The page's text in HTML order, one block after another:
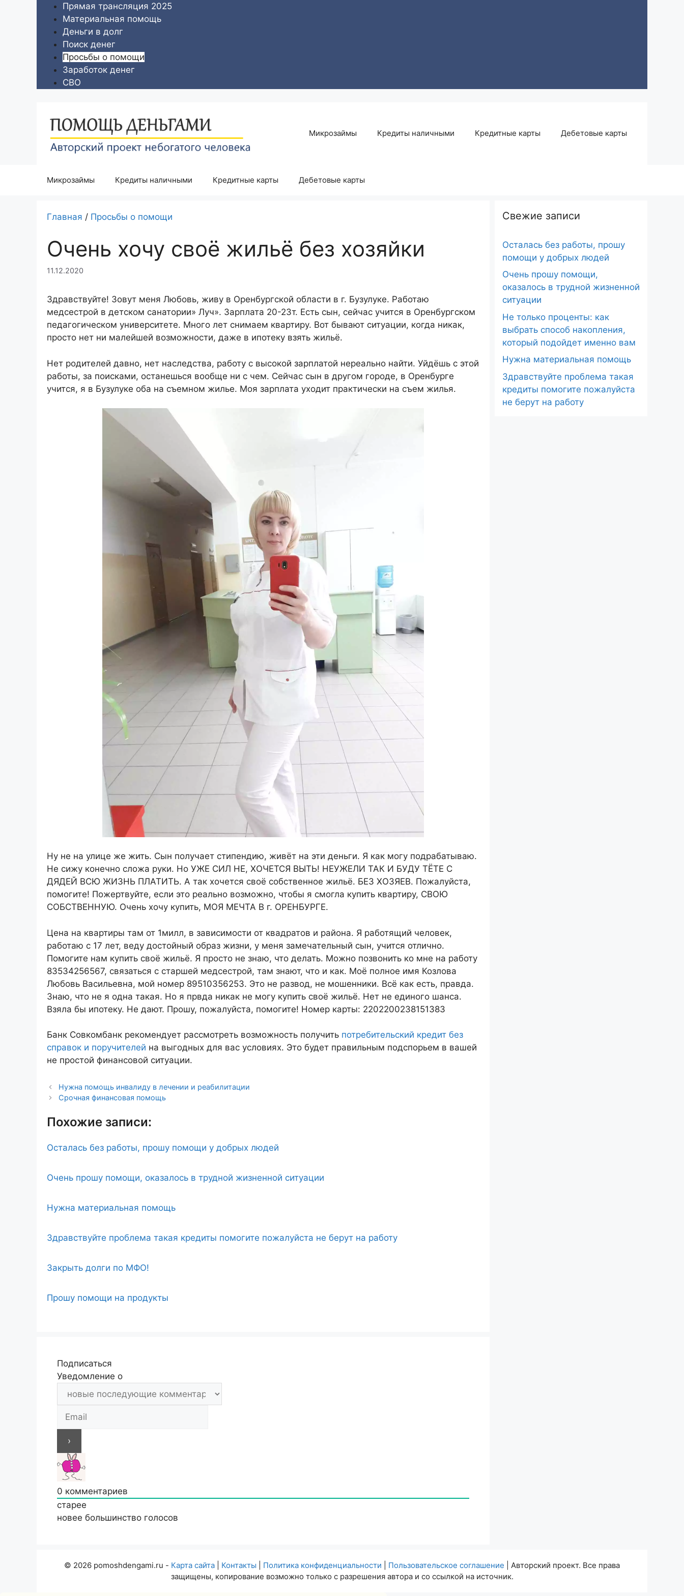
содержимому
Прямая трансляция 2025
Материальная помощь
Деньги в долг
Поиск денег
Просьбы о помощи
Заработок денег
СВО
Микрозаймы Кредиты наличными Кредитные карты Дебетовые карты
Микрозаймы Кредиты наличными Кредитные карты Дебетовые карты
Главная / Просьбы о помощи
Очень хочу своё жильё без хозяйки
11.12.2020
Здравствуйте! Зовут меня Любовь, живу в Оренбургской области в г. Бузулуке. Работаю
медсестрой в детском санатории» Луч». Зарплата 20-23т. Есть сын, сейчас учится в Оренбургском
педагогическом университете. Много лет снимаем квартиру. Вот бывают ситуации, когда никак,
просто нет ни малейшей возможности, даже в ипотеку взять жильё.
Нет родителей давно, нет наследства, работу с высокой зарплатой нереально найти. Уйдёшь с этой
работы, за поисками, останешься вообще ни с чем. Сейчас сын в другом городе, в Оренбурге
учится, я в Бузулуке оба на съемном жилье. Моя зарплата уходит практически на съем жилья.
Ну не на улице же жить. Сын получает стипендию, живёт на эти деньги. Я как могу подрабатываю.
Не сижу конечно сложа руки. Но УЖЕ СИЛ НЕ, ХОЧЕТСЯ ВЫТЬ! НЕУЖЕЛИ ТАК И БУДУ ТЁТЕ С
ДЯДЕЙ ВСЮ ЖИЗНЬ ПЛАТИТЬ. А так хочется своё собственное жильё. БЕЗ ХОЗЯЕВ. Пожалуйста,
помогите! Пожертвуйте, если это реально возможно, чтобы я смогла купить квартиру, СВОЮ
СОБСТВЕННУЮ. Очень хочу купить, МОЯ МЕЧТА В г. ОРЕНБУРГЕ.
Цена на квартиры там от 1милл, в зависимости от квадратов и района. Я работящий человек,
работаю с 17 лет, веду достойный образ жизни, у меня замечательный сын, учится отлично.
Помогите нам купить своё жильё. Я просто не знаю, что делать. Можно позвонить ко мне на работу
83534256567, связаться с старшей медсестрой, там знают, что и как. Моё полное имя Козлова
Любовь Васильевна, мой номер 89510356253. Это не развод, не мошенники. Всё как есть, правда.
Знаю, что не я одна такая. Но я првда никак не могу купить своё жильё. Нет не единого шанса.
Взяла бы ипотеку. Не дают. Прошу, пожалуйста, помогите! Номер карты: 2202200238151383
Банк Совкомбанк рекомендует рассмотреть возможность получить потребительский кредит без
справок и поручителей на выгодных для вас условиях. Это будет правильным подспорьем в вашей
не простой финансовой ситуации.
Нужна помощь инвалиду в лечении и реабилитации
Срочная финансовая помощь
Похожие записи:
Осталась без работы, прошу помощи у добрых людей
Очень прошу помощи, оказалось в трудной жизненной ситуации
Нужна материальная помощь
Здравствуйте проблема такая кредиты помогите пожалуйста не берут на работу
Закрыть долги по МФО!
Прошу помощи на продукты
Подписаться
Уведомление о
0 комментариев
старее
новее большинство голосов
Свежие записи
Осталась без работы, прошу
помощи у добрых людей
Очень прошу помощи,
оказалось в трудной жизненной
ситуации
Не только проценты: как
выбрать способ накопления,
который подойдет именно вам
Нужна материальная помощь
Здравствуйте проблема такая
кредиты помогите пожалуйста
не берут на работу
© 2026 pomoshdengami.ru - Карта сайта Контакты Политика конфиденциальности Пользовательское соглашение | Авторский проект. Все права
защищены, копирование возможно только с разрешения автора и со ссылкой на источник.